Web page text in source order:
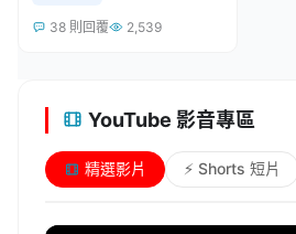
38 則回覆 2,539
YouTube 影音專區
精選影片 ⚡ Shorts 短片